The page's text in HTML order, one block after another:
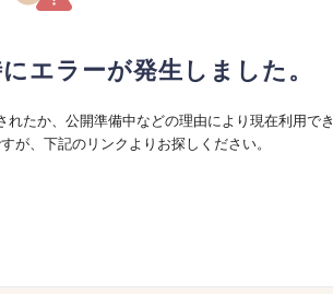
エラーが発生しました。
たか、公開準備中などの理由により現在利用でき
が、下記のリンクよりお探しください。